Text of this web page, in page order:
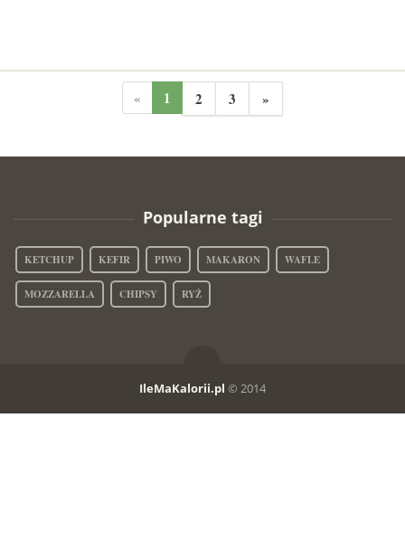
« 1 2 3 »
Popularne tagi
KETCHUP KEFIR PIWO MAKARON WAFLE
MOZZARELLA CHIPSY RYŻ
IleMaKalorii.pl © 2014